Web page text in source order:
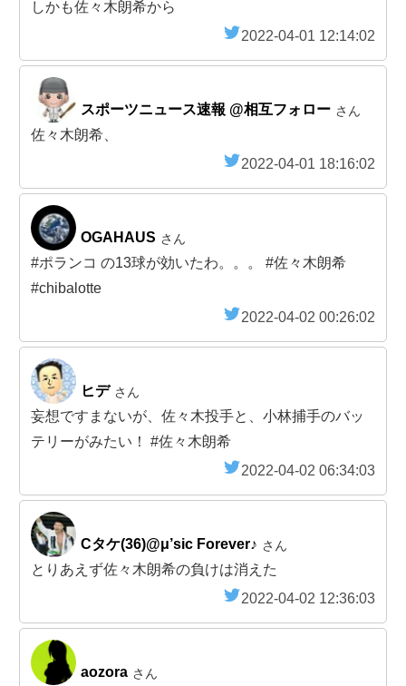
しかも佐々木朗希から
2022-04-01 12:14:02
スポーツニュース速報 @相互フォロー さん
佐々木朗希、
2022-04-01 18:16:02
OGAHAUS さん
#ポランコ の13球が効いたわ。。。 #佐々木朗希
#chibalotte
2022-04-02 00:26:02
ヒデ さん
妄想ですまないが、佐々木投手と、小林捕手のバッ
テリーがみたい！ #佐々木朗希
2022-04-02 06:34:03
Cタケ(36)@μ’sic Forever♪ さん
とりあえず佐々木朗希の負けは消えた
2022-04-02 12:36:03
aozora さん